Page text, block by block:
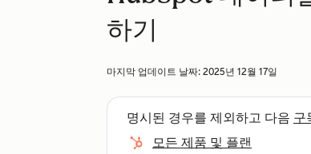
하기
마지막 업데이트 날짜: 2025년 12월 17일
명시된 경우를 제외하고 다음 구
모든 제품 및 플랜